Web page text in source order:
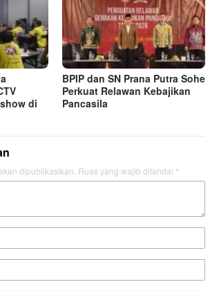
di
BPIP dan SN Prana Putra Sohe
Perkuat Relawan Kebajikan
Pancasila
dipublikasikan. Ruas yang wajib ditandai *